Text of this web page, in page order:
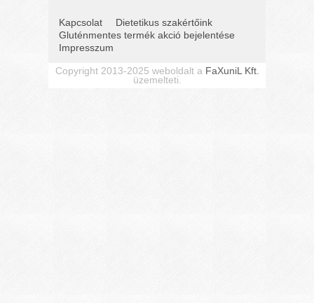
Kapcsolat
Dietetikus szakértőink
Gluténmentes termék akció bejelentése
Impresszum
Copyright 2013-2025 weboldalt a FaXuniL Kft.
üzemelteti.